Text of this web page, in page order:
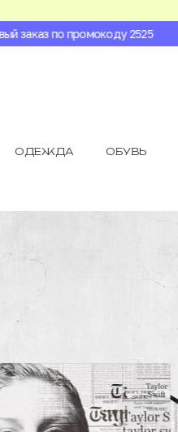
заказ по промокоду 2525
ОДЕЖДА ОБУВЬ